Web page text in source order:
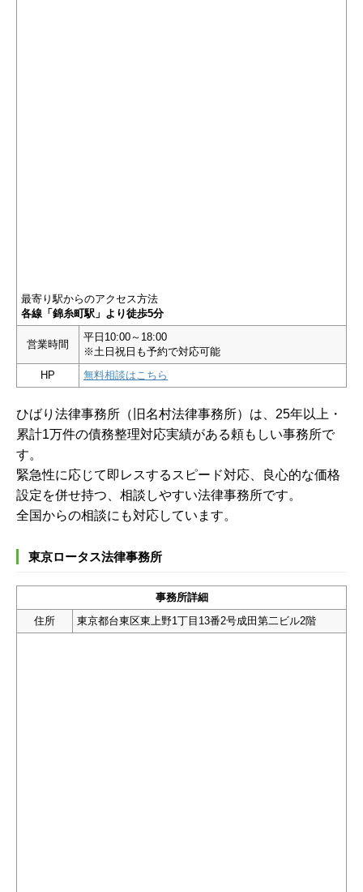
最寄り駅からのアクセス方法
各線「錦糸町駅」より徒歩5分
営業時間
平日10:00～18:00
※土日祝日も予約で対応可能
HP
無料相談はこちら
ひばり法律事務所（旧名村法律事務所）は、25年以上・
累計1万件の債務整理対応実績がある頼もしい事務所で
す。
緊急性に応じて即レスするスピード対応、良心的な価格
設定を併せ持つ、相談しやすい法律事務所です。
全国からの相談にも対応しています。
東京ロータス法律事務所
事務所詳細
住所
東京都台東区東上野1丁目13番2号成田第二ビル2階